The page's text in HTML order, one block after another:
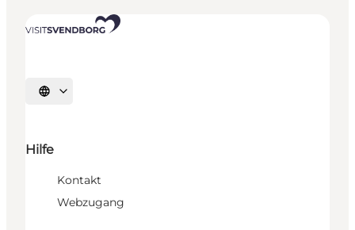
Sprache auswählen
Hilfe
Kontakt
Webzugang